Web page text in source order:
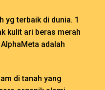
yg terbaik di dunia. 1
kulit ari beras merah
adalah
di tanah yang